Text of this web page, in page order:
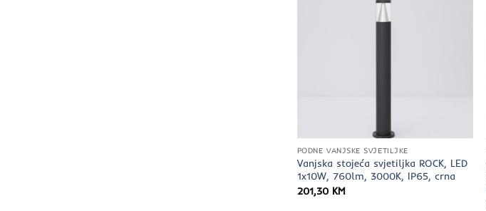
PODNE VANJSKE SVJETILJKE
Vanjska stojeća svjetiljka ROCK, LED
1x10W, 760lm, 3000K, IP65, crna
201,30 KM